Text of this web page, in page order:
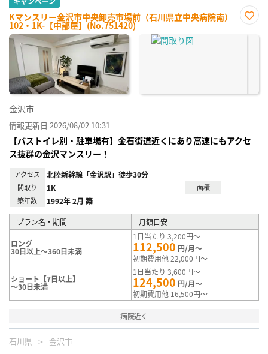
Kマンスリー金沢市中央卸売市場前（石川県立中央病院南）
102・1K-【中部屋】(No.751420)
に入
金沢市
情報更新日 2026/08/02 10:31
【バストイレ別・駐車場有】金石街道近くにあり高速にもアクセ
ス抜群の金沢マンスリー！
アクセス 北陸新幹線「金沢駅」徒歩30分
間取り 1K
面積
築年数
1992年 2月 築
プラン名・期間 月額目安
ロング
30日以上～360日未満
1日当たり 3,200円～
112,500 円/月～
初期費用他 22,000円～
ショート【7日以上】
～30日未満
1日当たり 3,600円～
124,500 円/月～
初期費用他 16,500円～
病院近く
石川県 金沢市